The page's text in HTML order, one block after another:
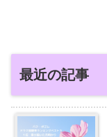
最近の記事